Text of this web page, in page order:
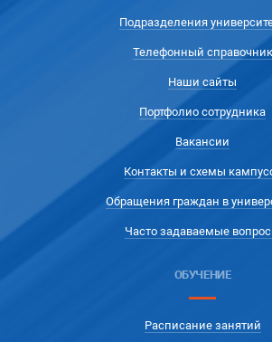
Подразделения
Телефонный справочник
Наши сайты
Портфолио сотрудника
Вакансии
Контакты и схемы
Обращения граждан в
Часто задаваемые
ОБУЧЕНИЕ
Расписание занятий